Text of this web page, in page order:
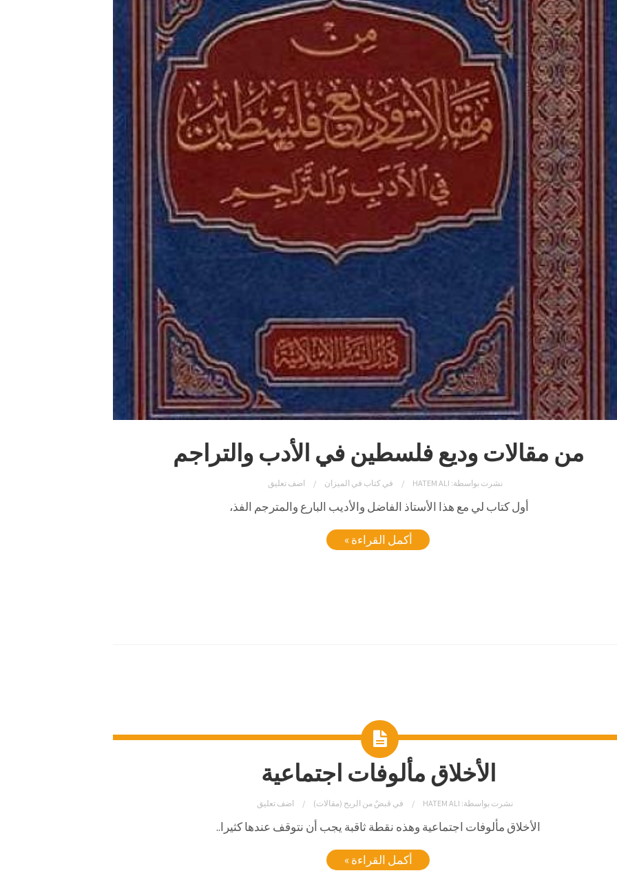
من مقالات وديع فلسطين في الأدب والتراجم
نشرت بواسطة: HATEM ALI فيكتاب في الميزان اضف تعليق
أولكتاب لي مع هذا الأستاذ الفاضل والأديب البارع والمترجم الفذ،
أكمل القراءة »
الأخلاق مألوفات اجتماعية
نشرت بواسطة: HATEM ALI في قبضٌ من الريح (مقالات) اضف تعليق
الأخلاق مألوفات اجتماعية وهذه نقطة ثاقبة يجب أن نتوقف عندها كثيرا..
أكمل القراءة »